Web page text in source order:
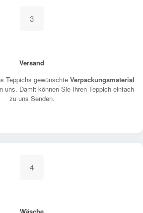
3
Versand
Teppichs gewünschte Verpackungsmaterial
uns. Damit können Sie Ihren Teppich einfach
zu uns Senden.
4
Wäsche